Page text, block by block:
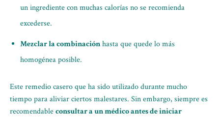
un ingrediente con muchas calorías no se recomienda
excederse.
Mezclar la combinaciónhasta que quede lo más
homogénea posible.
Este remedio casero que ha sido utilizado durante mucho
tiempo para aliviar ciertos malestares. Sin embargo, siempre es
recomendableconsultar a un médico antes de iniciar